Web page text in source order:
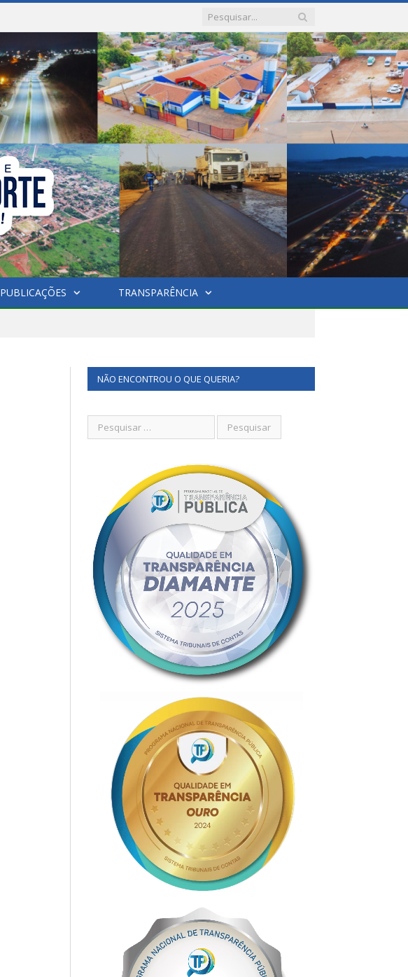
PUBLICAÇÕES TRANSPARÊNCIA
NÃO ENCONTROU O QUE QUERIA?